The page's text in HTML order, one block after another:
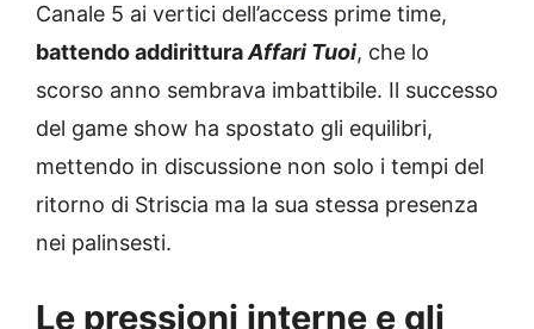
Canale 5 ai vertici dell’access prime time,
battendo addiritturaAffari Tuoi, che lo
scorso anno sembrava imbattibile. Il successo
del game show ha spostato gli equilibri,
mettendo in discussione non solo i tempi del
ritorno di Striscia ma la sua stessa presenza
nei palinsesti.
Le pressioni interne e gli